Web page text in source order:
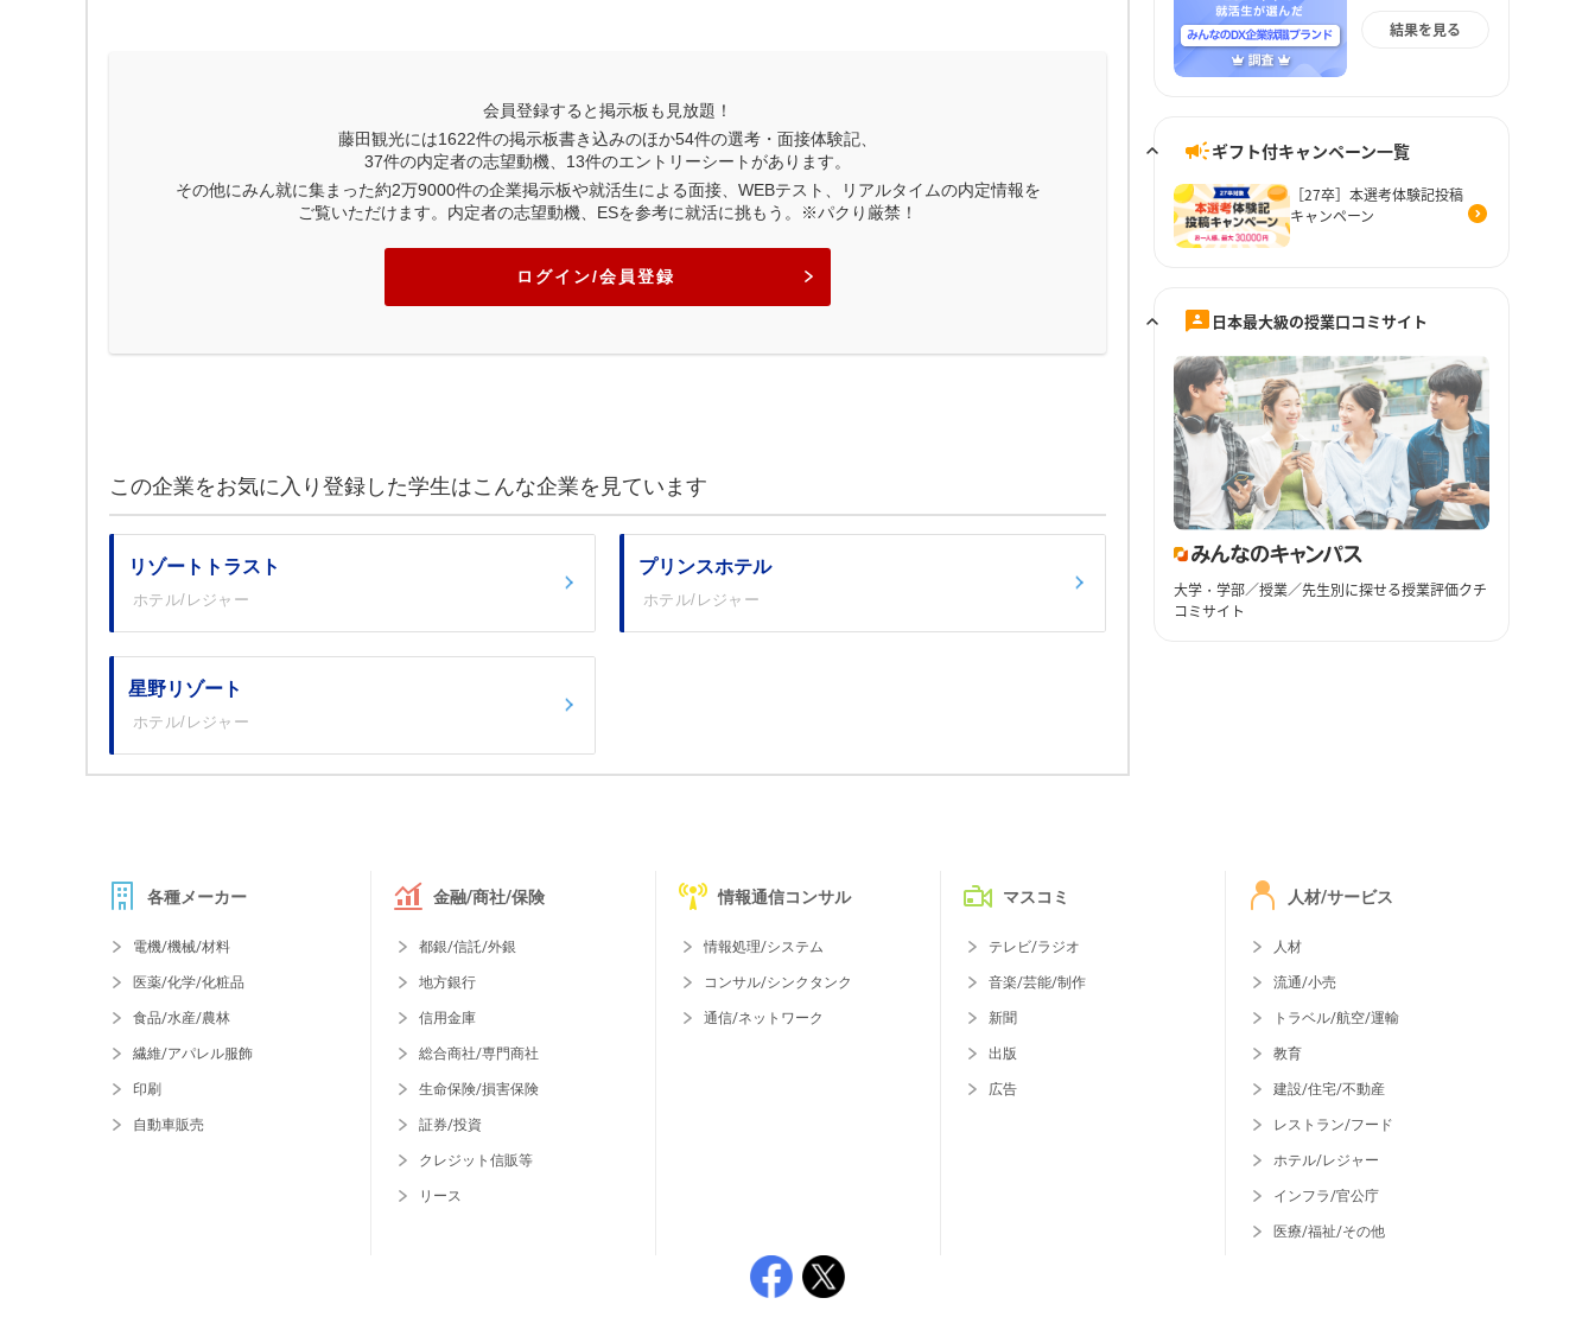
会員登録すると掲示板も見放題！
藤田観光には1622件の掲示板書き込みのほか54件の選考・面接体験記、
37件の内定者の志望動機、 13件のエントリーシートがあります。
その他にみん就に集まった約2万9000件の企業掲示板や就活生による面接、WEBテスト、リアルタイムの内定情報を
ご覧いただけます。内定者の志望動機、ESを参考に就活に挑もう。※パクり厳禁！
ログイン/会員登録
この企業をお気に入り登録した学生はこんな企業を見ています
リゾートトラスト
ホテル/レジャー
プリンスホテル
ホテル/レジャー
星野リゾート
ホテル/レジャー
結果を見る
ギフト付キャンペーン一覧
［27卒］本選考体験記投稿
キャンペーン
日本最大級の授業口コミサイト
大学・学部／授業／先生別に探せる授業評価クチ
コミサイト
各種メーカー
電機/機械/材料
医薬/化学/化粧品
食品/水産/農林
繊維/アパレル服飾
印刷
自動車販売
金融/商社/保険
都銀/信託/外銀
地方銀行
信用金庫
総合商社/専門商社
生命保険/損害保険
証券/投資
クレジット信販等
リース
情報通信コンサル
情報処理/システム
コンサル/シンクタンク
通信/ネットワーク
マスコミ
テレビ/ラジオ
音楽/芸能/制作
新聞
出版
広告
人材/サービス
人材
流通/小売
トラベル/航空/運輸
教育
建設/住宅/不動産
レストラン/フード
ホテル/レジャー
インフラ/官公庁
医療/福祉/その他